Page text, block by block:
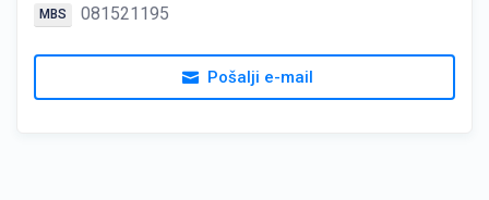
MBS 081521195
Pošalji e-mail